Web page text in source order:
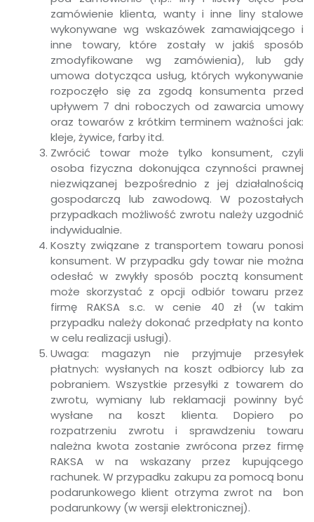
zamówienie klienta, wanty i inne liny stalowe
wykonywane wg wskazówek zamawiającego i
inne towary, które zostały w jakiś sposób
zmodyfikowane wg zamówienia), lub gdy
umowa dotycząca usług, których wykonywanie
rozpoczęło się za zgodą konsumenta przed
upływem 7 dni roboczych od zawarcia umowy
oraz towarów z krótkim terminem ważności jak:
kleje, żywice, farby itd.
Zwrócić towar może tylko konsument, czyli
osoba fizyczna dokonująca czynności prawnej
niezwiązanej bezpośrednio z jej działalnością
gospodarczą lub zawodową. W pozostałych
przypadkach możliwość zwrotu należy uzgodnić
indywidualnie.
Koszty związane z transportem towaru ponosi
konsument. W przypadku gdy towar nie można
odesłać w zwykły sposób pocztą konsument
może skorzystać z opcji odbiór towaru przez
firmę RAKSA s.c. w cenie 40 zł (w takim
przypadku należy dokonać przedpłaty na konto
w celu realizacji usługi).
Uwaga: magazyn nie przyjmuje przesyłek
płatnych: wysłanych na koszt odbiorcy lub za
pobraniem. Wszystkie przesyłki z towarem do
zwrotu, wymiany lub reklamacji powinny być
wysłane na koszt klienta. Dopiero po
rozpatrzeniu zwrotu i sprawdzeniu towaru
należna kwota zostanie zwrócona przez firmę
RAKSA w na wskazany przez kupującego
rachunek. W przypadku zakupu za pomocą bonu
podarunkowego klient otrzyma zwrot na bon
podarunkowy (w wersji elektronicznej).